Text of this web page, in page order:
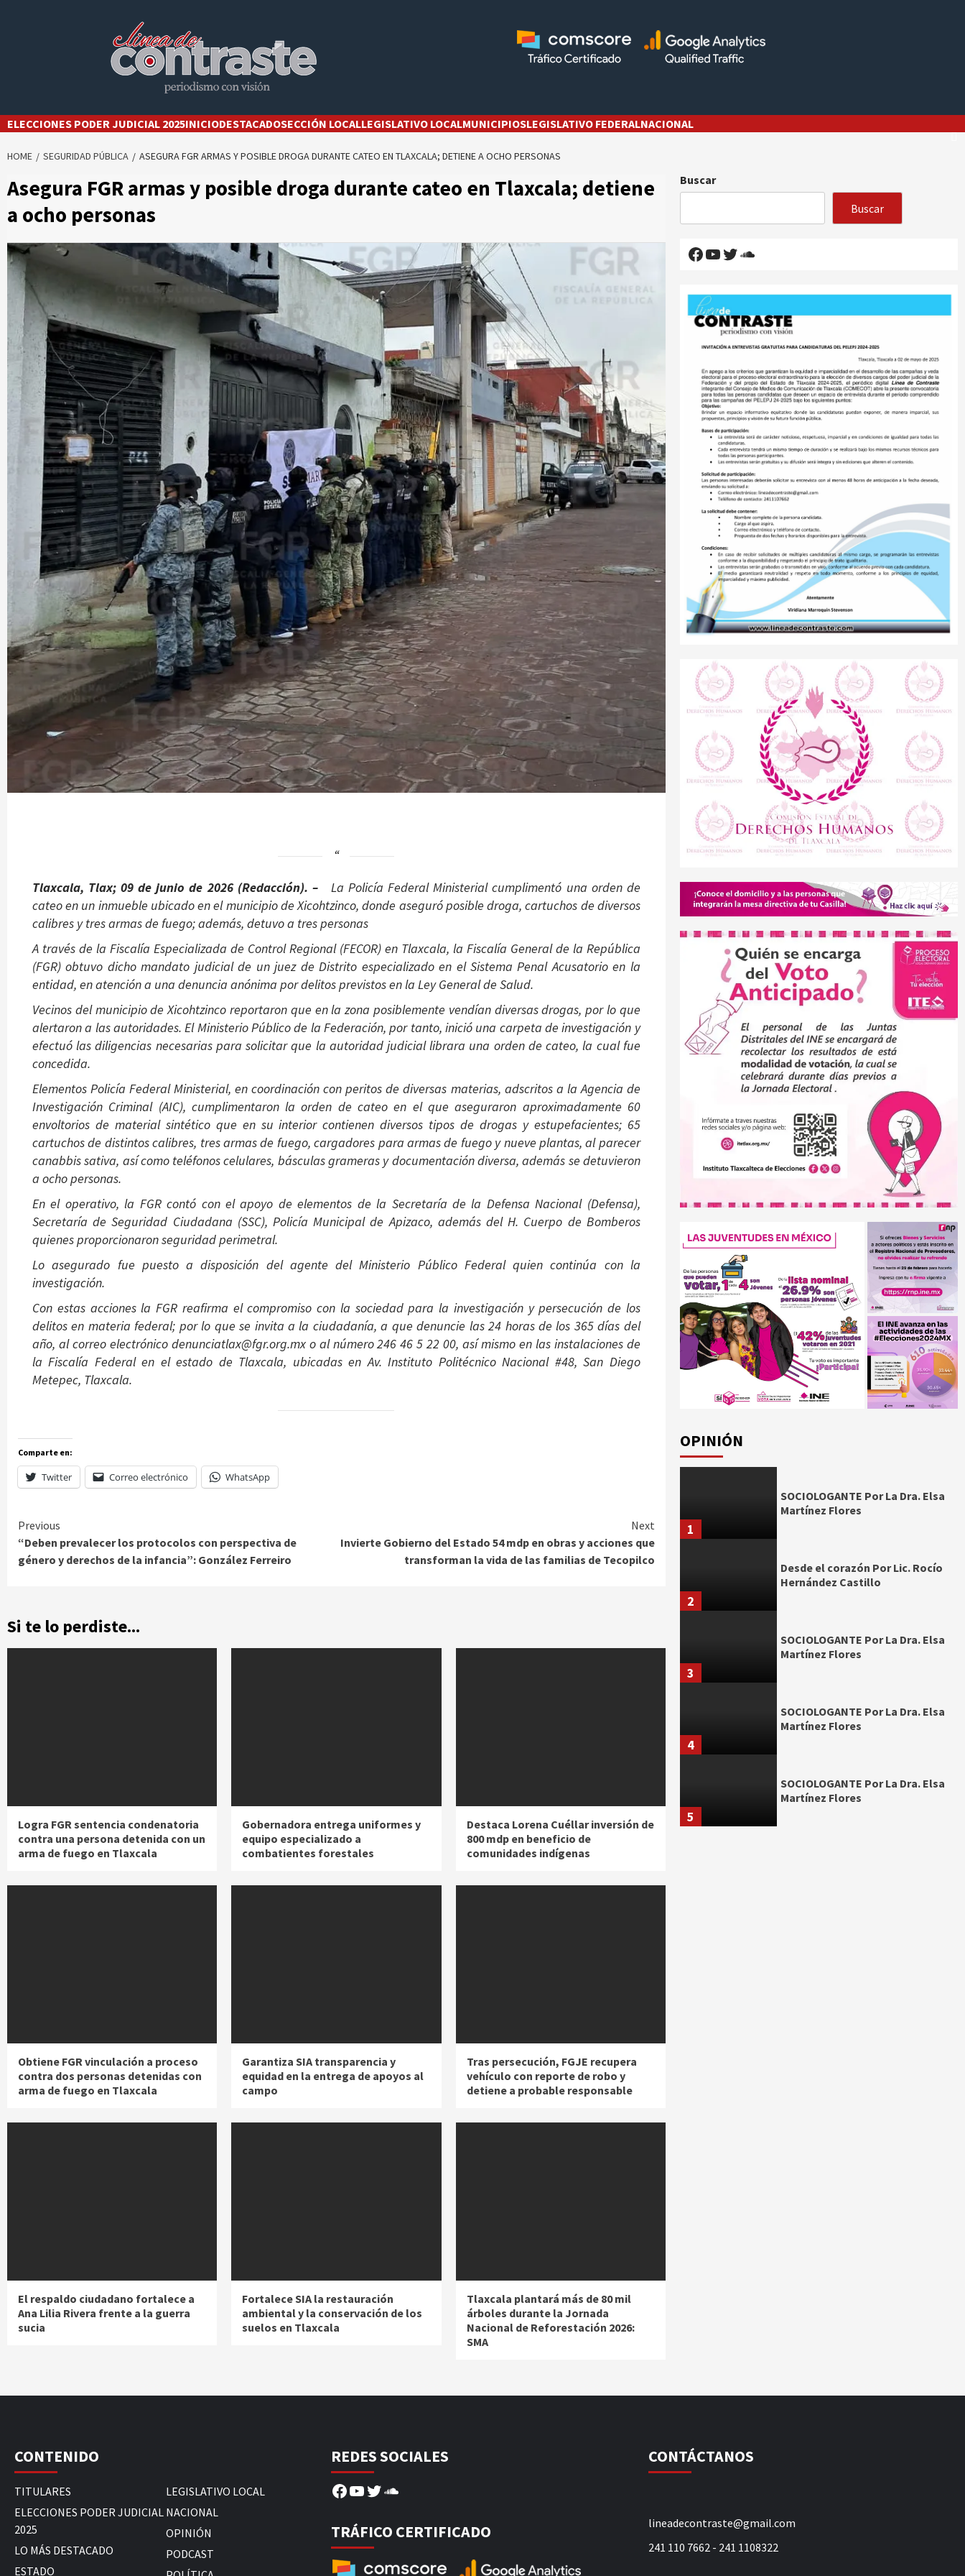
ELECCIONES PODER JUDICIAL 2025INICIODESTACADOSECCIÓN LOCALLEGISLATIVO LOCALMUNICIPIOSLEGISLATIVO FEDERALNACIONAL
HOME SEGURIDAD PÚBLICA ASEGURA FGR ARMAS Y POSIBLE DROGA DURANTE CATEO EN TLAXCALA; DETIENE A OCHO PERSONAS
Asegura FGR armas y posible droga durante cateo en Tlaxcala; detiene
a ocho personas
Tlaxcala, Tlax; 09 de junio de 2026 (Redacción). –
La Policía Federal Ministerial cumplimentó una orden de
cateo en un inmueble ubicado en el municipio de Xicohtzinco, donde aseguró posible droga, cartuchos de diversos
calibres y tres armas de fuego; además, detuvo a tres personas
A través de la Fiscalía Especializada de Control Regional (FECOR) en Tlaxcala, la Fiscalía General de la República
(FGR) obtuvo dicho mandato judicial de un juez de Distrito especializado en el Sistema Penal Acusatorio en la
entidad, en atención a una denuncia anónima por delitos previstos en la Ley General de Salud.
Vecinos del municipio de Xicohtzinco reportaron que en la zona posiblemente vendían diversas drogas, por lo que
alertaron a las autoridades. El Ministerio Público de la Federación, por tanto, inició una carpeta de investigación y
efectuó las diligencias necesarias para solicitar que la autoridad judicial librara una orden de cateo, la cual fue
concedida.
Elementos Policía Federal Ministerial, en coordinación con peritos de diversas materias, adscritos a la Agencia de
Investigación Criminal (AIC), cumplimentaron la orden de cateo en el que aseguraron aproximadamente 60
envoltorios de material sintético que en su interior contienen diversos tipos de drogas y estupefacientes; 65
cartuchos de distintos calibres, tres armas de fuego, cargadores para armas de fuego y nueve plantas, al parecer
canabbis sativa, así como teléfonos celulares, básculas grameras y documentación diversa, además se detuvieron
a ocho personas.
En el operativo, la FGR contó con el apoyo de elementos de la Secretaría de la Defensa Nacional (Defensa),
Secretaría de Seguridad Ciudadana (SSC), Policía Municipal de Apizaco, además del H. Cuerpo de Bomberos
quienes proporcionaron seguridad perimetral.
Lo asegurado fue puesto a disposición del agente del Ministerio Público Federal quien continúa con la
investigación.
Con estas acciones la FGR reafirma el compromiso con la sociedad para la investigación y persecución de los
delitos en materia federal; por lo que se invita a la ciudadanía, a que denuncie las 24 horas de los 365 días del
año, al correo electrónico denunciatlax@fgr.org.mx o al número 246 46 5 22 00, así mismo en las instalaciones de
la Fiscalía Federal en el estado de Tlaxcala, ubicadas en Av. Instituto Politécnico Nacional #48, San Diego
Metepec, Tlaxcala.
Comparte en:
Twitter Correo electrónico WhatsApp
Continue
Reading
Previous
“Deben prevalecer los protocolos con perspectiva de
género y derechos de la infancia”: González Ferreiro
Next
Invierte Gobierno del Estado 54 mdp en obras y acciones que
transforman la vida de las familias de Tecopilco
Si te lo perdiste...
Logra FGR sentencia condenatoria
contra una persona detenida con un
arma de fuego en Tlaxcala
Gobernadora entrega uniformes y
equipo especializado a
combatientes forestales
Destaca Lorena Cuéllar inversión de
800 mdp en beneficio de
comunidades indígenas
Obtiene FGR vinculación a proceso
contra dos personas detenidas con
arma de fuego en Tlaxcala
Garantiza SIA transparencia y
equidad en la entrega de apoyos al
campo
Tras persecución, FGJE recupera
vehículo con reporte de robo y
detiene a probable responsable
El respaldo ciudadano fortalece a
Ana Lilia Rivera frente a la guerra
sucia
Fortalece SIA la restauración
ambiental y la conservación de los
suelos en Tlaxcala
Tlaxcala plantará más de 80 mil
árboles durante la Jornada
Nacional de Reforestación 2026:
SMA
Buscar
Buscar
Facebook
YouTube
Twitter
SoundCloud
OPINIÓN
1
SOCIOLOGANTE Por La Dra. Elsa
Martínez Flores
2
Desde el corazón Por Lic. Rocío
Hernández Castillo
3
SOCIOLOGANTE Por La Dra. Elsa
Martínez Flores
4
SOCIOLOGANTE Por La Dra. Elsa
Martínez Flores
5
SOCIOLOGANTE Por La Dra. Elsa
Martínez Flores
CONTENIDO
TITULARES
ELECCIONES PODER JUDICIAL
2025
LO MÁS DESTACADO
ESTADO
LEGISLATIVO LOCAL
NACIONAL
OPINIÓN
PODCAST
REDES SOCIALES
Facebook
YouTube
Twitter
SoundCloud
TRÁFICO CERTIFICADO
CONTÁCTANOS
lineadecontraste@gmail.com
241 110 7662 - 241 1108322